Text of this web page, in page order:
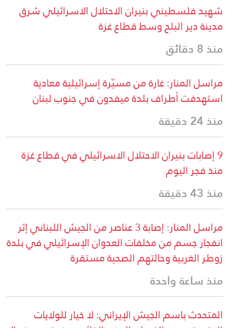
شهيد فلسطيني بنيران الاحتلال الاسرائيلي شرق
مدينة دير البلح وسط قطاع غزة
منذ 8 دقائق
مراسل المنار: غارة من مسيّرة إسرائيلية معادية
استهدفت أطراف بلدة ميفدون في جنوب لبنان
منذ 24 دقيقة
9 إصابات بنيران الاحتلال الاسرائيلي في قطاع غزة
منذ فجر اليوم
منذ 43 دقيقة
مراسل المنار: إصابة 3 عناصر من الجيش اللبناني إثر
انفجار جسم من مخلفات العدوان الإسرائيلي في بلدة
زوطر الغربية وحالتهم الصحية مستقرة
منذ ساعة واحدة
المتحدث باسم الجيش الإيراني: لا خيار للولايات